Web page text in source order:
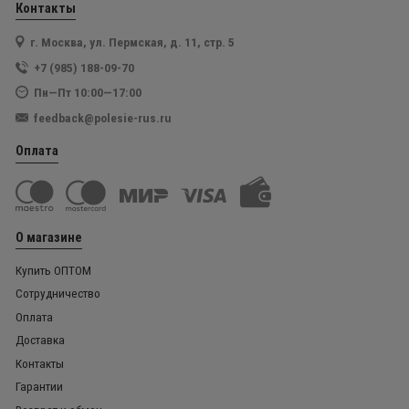
Контакты
г. Москва, ул. Пермская, д. 11, стр. 5
+7 (985) 188-09-70
Пн—Пт 10:00—17:00
feedback@polesie-rus.ru
Оплата
О магазине
Купить ОПТОМ
Сотрудничество
Оплата
Доставка
Контакты
Гарантии